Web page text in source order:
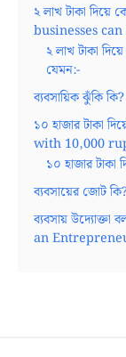
২ লাখ টাকা
businesses
২ লাখ টাকা
যেমন:-
ব্যবসায়িক ঝুঁকি
১০ হাজার টাকা
with 10,000
১০ হাজার
ব্যবসায়ের জোট
ব্যবসায়
an